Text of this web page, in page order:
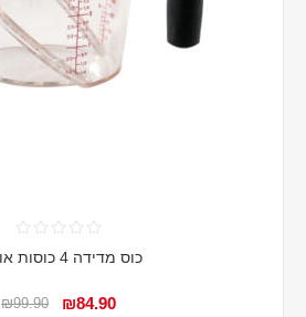
כוס מדידה 4 כוסות אוקסו
₪84.90
₪99.90